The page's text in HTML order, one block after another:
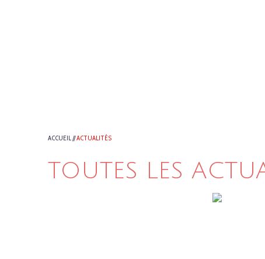
ACCUEIL//ACTUALITÉS
TOUTES LES